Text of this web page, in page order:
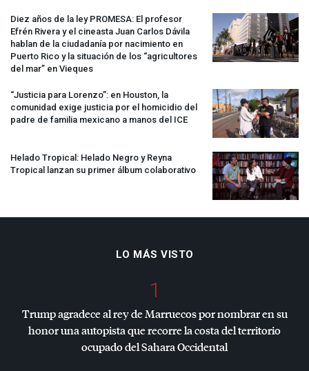
Diez años de la ley PROMESA: El profesor
Efrén Rivera y el cineasta Juan Carlos Dávila
hablan de la ciudadanía por nacimiento en
Puerto Rico y la situación de los “agricultores
del mar” en Vieques
“Justicia para Lorenzo”: en Houston, la
comunidad exige justicia por el homicidio del
padre de familia mexicano a manos del ICE
Helado Tropical: Helado Negro y Reyna
Tropical lanzan su primer álbum colaborativo
LO MÁS VISTO
1
Trump agradece al rey de Marruecos por nombrar en su
honor una autopista que recorre la costa del territorio
ocupado del Sahara Occidental